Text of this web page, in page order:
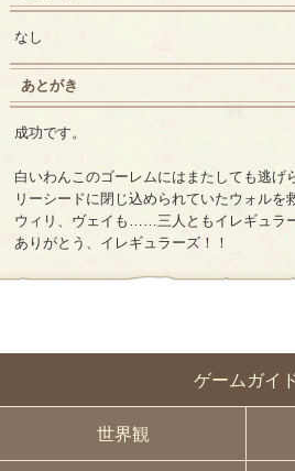
ゲームガイ
世界観
なし
あとがき
成功です。
白いわんこのゴーレムにはまたしても逃げ
リーシードに閉じ込められていたウォルを
ウィリ、ヴェイも……三人ともイレギュラ
ありがとう、イレギュラーズ！！